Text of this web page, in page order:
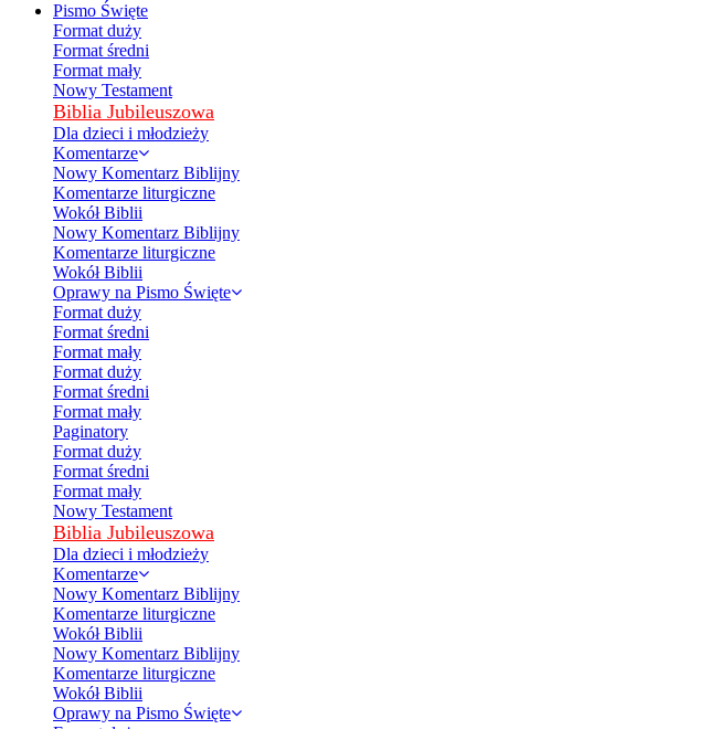
Pismo Święte
Format duży
Format średni
Format mały
Nowy Testament
Biblia Jubileuszowa
Dla dzieci i młodzieży
Komentarze
Nowy Komentarz Biblijny
Komentarze liturgiczne
Wokół Biblii
Nowy Komentarz Biblijny
Komentarze liturgiczne
Wokół Biblii
Oprawy na Pismo Święte
Format duży
Format średni
Format mały
Format duży
Format średni
Format mały
Paginatory
Format duży
Format średni
Format mały
Nowy Testament
Biblia Jubileuszowa
Dla dzieci i młodzieży
Komentarze
Nowy Komentarz Biblijny
Komentarze liturgiczne
Wokół Biblii
Nowy Komentarz Biblijny
Komentarze liturgiczne
Wokół Biblii
Oprawy na Pismo Święte